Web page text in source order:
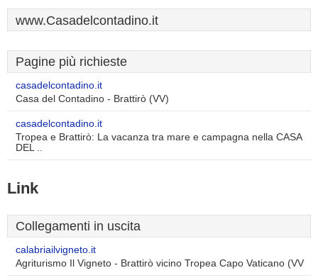
www.Casadelcontadino.it
Pagine più richieste
casadelcontadino.it
Casa del Contadino - Brattirò (VV)
casadelcontadino.it
Tropea e Brattirò: La vacanza tra mare e campagna nella CASA
DEL ..
Link
Collegamenti in uscita
calabriailvigneto.it
Agriturismo Il Vigneto - Brattirò vicino Tropea Capo Vaticano (VV